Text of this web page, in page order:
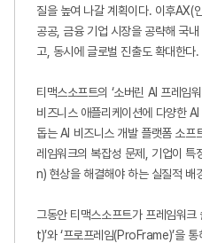
질을 높여 나갈계획이다. 이후AX(
공공, 금융 기업 시장을 공략해 국
고, 동시에 글로벌 진출도 확대한다.
티맥스소프트의 ‘소버린 AI 프레임
비즈니스 애플리케이션에 다양한AI
돕는AI 비즈니스 개발 플랫폼 소프
레임워크의 복잡성 문제
기업이 특
n) 현상을 해결해야 하는 실질적 배
그동안 티맥스소프트가 프레임워크
t)’와‘프로프레임(ProFrame)’을 통